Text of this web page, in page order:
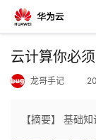
返
云计算你必
龙哥手记
【摘要】 基础知